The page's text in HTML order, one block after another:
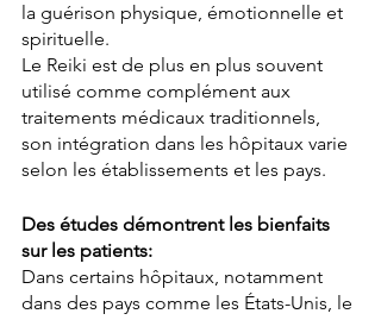
la guérison physique, émotionnelle et
spirituelle.
Le Reiki est de plus en plus souvent
utilisé comme complément aux
traitements médicaux traditionnels,
son intégration dans les hôpitaux varie
selon les établissements et les pays.
Des études démontrent les bienfaits
sur les patients:
Dans certains hôpitaux, notamment
dans des pays comme les États-Unis, le